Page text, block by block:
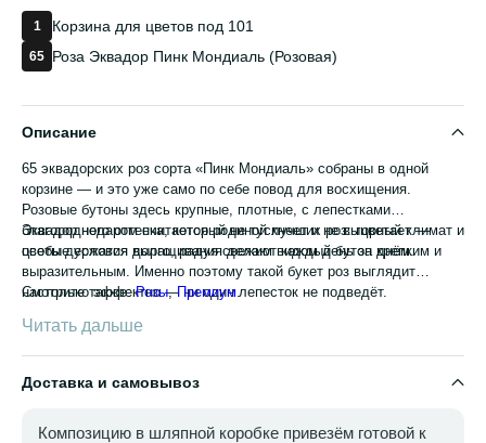
1 Корзина для цветов под 101
65 Роза Эквадор Пинк Мондиаль (Розовая)
Описание
65 эквадорских роз сорта «Пинк Мондиаль» собраны в одной
корзине — и это уже само по себе повод для восхищения.
Розовые бутоны здесь крупные, плотные, с лепестками
благородного оттенка, который не тускнеет и не выцветает —
цветы держатся долго, радуя свежим видом день за днём.
Эквадор недаром считается родиной лучших роз: горный климат и
особые условия выращивания делают каждый бутон крепким и
выразительным. Именно поэтому такой букет роз выглядит
настолько эффектно — ни один лепесток не подведёт.
Смотрите также:Розы,Премиум .
Читать дальше
Доставка и самовывоз
Композицию в шляпной коробке привезём готовой к